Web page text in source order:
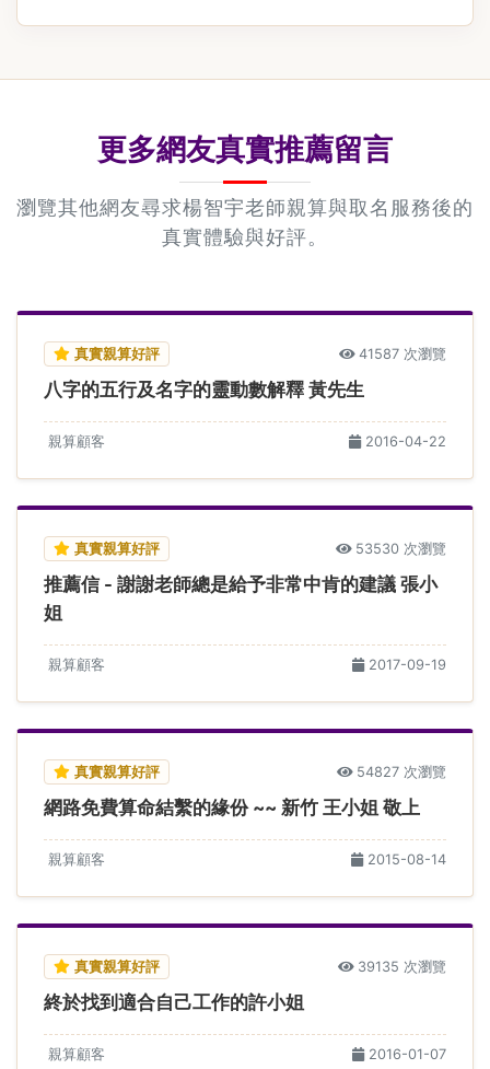
更多網友真實推薦留言
瀏覽其他網友尋求楊智宇老師親算與取名服務後的
真實體驗與好評。
真實親算好評 41587 次瀏覽
八字的五行及名字的靈動數解釋 黃先生
親算顧客 2016-04-22
真實親算好評 53530 次瀏覽
推薦信 - 謝謝老師總是給予非常中肯的建議 張小
姐
親算顧客 2017-09-19
真實親算好評 54827 次瀏覽
網路免費算命結繫的緣份 ~~ 新竹 王小姐 敬上
親算顧客 2015-08-14
真實親算好評 39135 次瀏覽
終於找到適合自己工作的許小姐
親算顧客 2016-01-07